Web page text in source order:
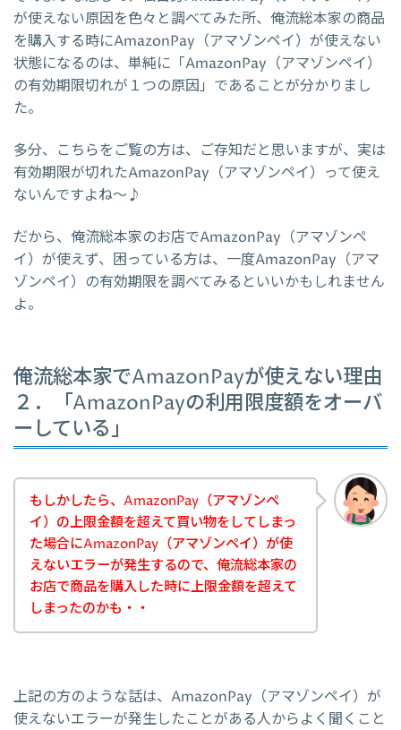
が使えない原因を色々と調べてみた所、俺流総本家の商品
を購入する時にAmazonPay（アマゾンペイ）が使えない
状態になるのは、単純に「AmazonPay（アマゾンペイ）
の有効期限切れが１つの原因」であることが分かりまし
た。
多分、こちらをご覧の方は、ご存知だと思いますが、実は
有効期限が切れたAmazonPay（アマゾンペイ）って使え
ないんですよね～♪
だから、俺流総本家のお店でAmazonPay（アマゾンペ
イ）が使えず、困っている方は、一度AmazonPay（アマ
ゾンペイ）の有効期限を調べてみるといいかもしれません
よ。
俺流総本家でAmazonPayが使えない理由
２．「AmazonPayの利用限度額をオーバ
ーしている」
もしかしたら、AmazonPay（アマゾンペ
イ）の上限金額を超えて買い物をしてしまっ
た場合にAmazonPay（アマゾンペイ）が使
えないエラーが発生するので、俺流総本家の
お店で商品を購入した時に上限金額を超えて
しまったのかも・・
上記の方のような話は、AmazonPay（アマゾンペイ）が
使えないエラーが発生したことがある人からよく聞くこと